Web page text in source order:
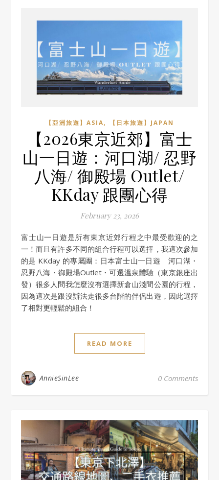
【亞洲旅遊】ASIA, 【日本旅遊】JAPAN
【2026東京近郊】富士
山一日遊：河口湖/ 忍野
八海/ 御殿場 Outlet/
KKday 跟團心得
February 23, 2026
富士山一日遊是所有東京近郊行程之中最受歡迎的之
一！而且有許多不同的組合行程可以選擇，我這次參加
的是 KKday 的專屬團：日本富士山一日遊｜河口湖・
忍野八海・御殿場Outlet・可選溫泉體驗（東京銀座出
發）很多人問我怎麼沒有選擇新倉山淺間公園的行程，
因為這次是跟沒辦法走很多台階的伴侶出遊，因此選擇
了相對更輕鬆的組合！
READ MORE
AnnieSinLee 0 Comments